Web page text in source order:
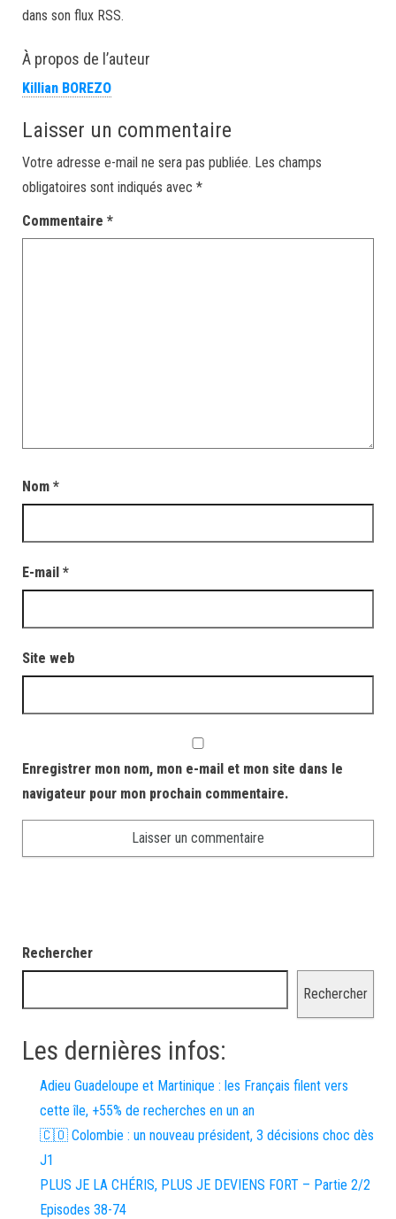
dans son flux RSS.
À propos de l’auteur
Killian BOREZO
Laisser un commentaire
Votre adresse e-mail ne sera pas publiée. Les champs
obligatoires sont indiqués avec *
Commentaire *
Nom *
E-mail *
Site web
Enregistrer mon nom, mon e-mail et mon site dans le
navigateur pour mon prochain commentaire.
Rechercher
Rechercher
Les dernières infos:
Adieu Guadeloupe et Martinique : les Français filent vers
cette île, +55% de recherches en un an
🇨🇴 Colombie : un nouveau président, 3 décisions choc dès
J1
PLUS JE LA CHÉRIS, PLUS JE DEVIENS FORT – Partie 2/2
Episodes 38-74